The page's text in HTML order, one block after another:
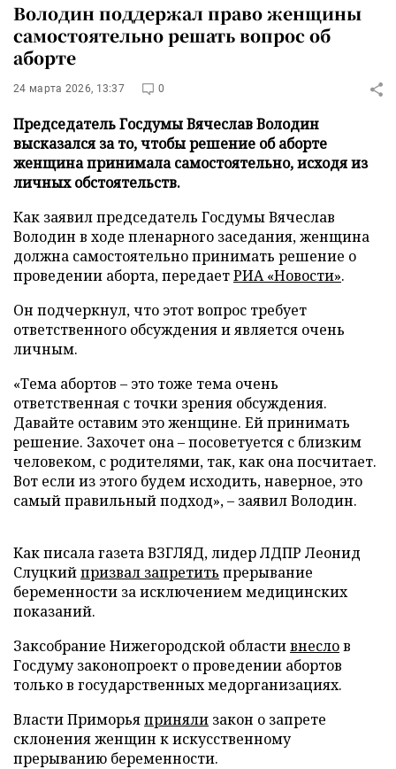
Володин поддержал право женщины
самостоятельно решать вопрос об
аборте
24 марта 2026, 13:37 0
Председатель Госдумы Вячеслав Володин
высказался за то, чтобы решение об аборте
женщина принимала самостоятельно, исходя из
личных обстоятельств.
Как заявил председатель Госдумы Вячеслав
Володин в ходе пленарного заседания, женщина
должна самостоятельно принимать решение о
проведении аборта, передаетРИА «Новости».
Он подчеркнул, что этот вопрос требует
ответственного обсуждения и является очень
личным.
«Тема абортов – это тоже тема очень
ответственная с точки зрения обсуждения.
Давайте оставим это женщине. Ей принимать
решение. Захочет она – посоветуется с близким
человеком, с родителями, так, как она посчитает.
Вот если из этого будем исходить, наверное, это
самый правильный подход», – заявил Володин.
Как писала газета ВЗГЛЯД, лидер ЛДПР Леонид
Слуцкийпризвал запретить прерывание
беременности за исключением медицинских
показаний.
Заксобрание Нижегородской областивнеслов
Госдуму законопроект о проведении абортов
только в государственных медорганизациях.
Власти Приморьяприняли закон о запрете
склонения женщин к искусственному
прерыванию беременности.